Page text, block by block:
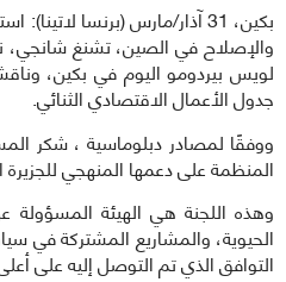
بكين، 31 آذار/مارس (برنسا
والإصلاح في الصين، تشنغ شانجي،
لويس بيردومو اليوم في بكين،
جدول الأعمال الاقتصادي الثنائي.
ووفقًا لمصادر دبلوماسية ، شكر
المنظمة على دعمها المنهجي للجزيرة
وهذه اللجنة هي الهيئة المسؤولة
الحيوية، والمشاريع المشتركة في
التوافق الذي تم التوصل إليه على